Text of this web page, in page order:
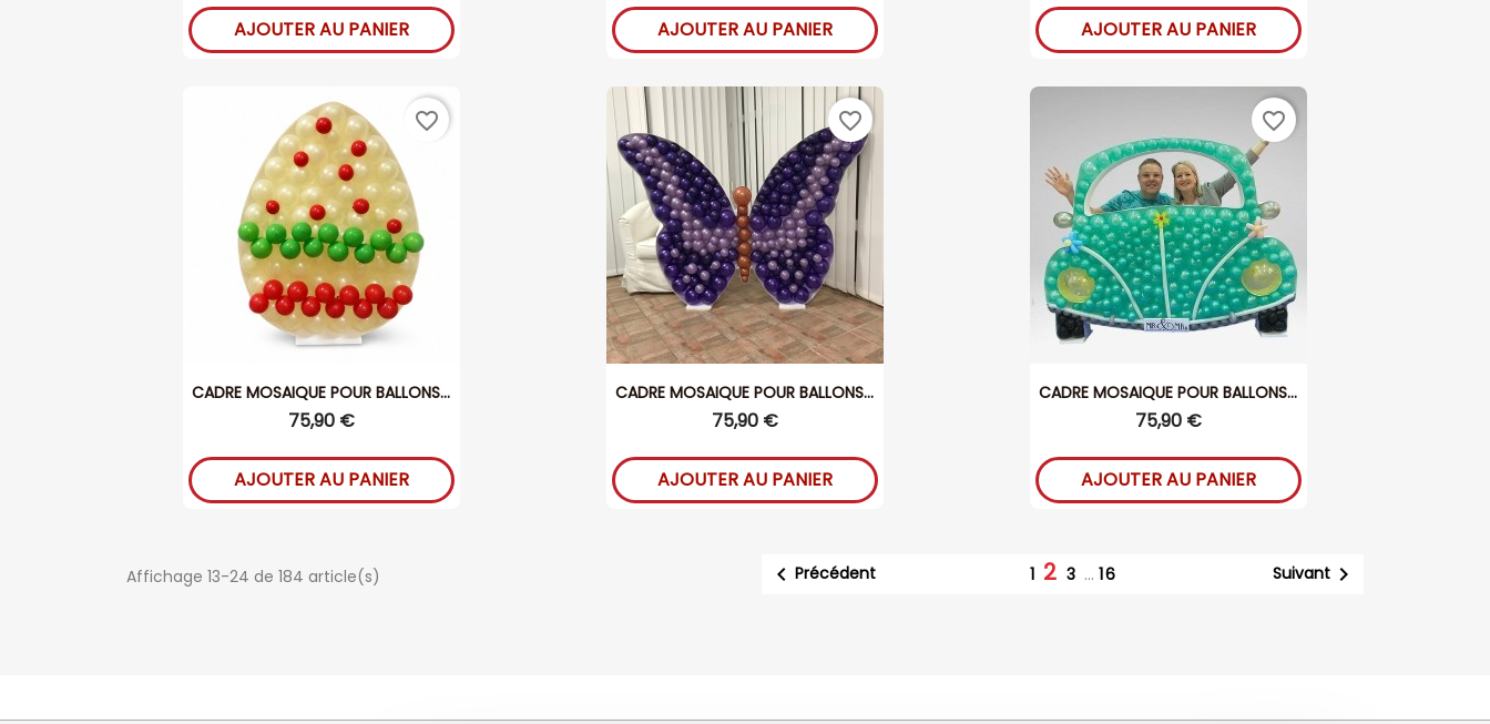
AJOUTER AU PANIER AJOUTER AU PANIER AJOUTER AU PANIER
CADRE MOSAIQUE POUR BALLONS...
75,90 €
AJOUTER AU PANIER
favorite_border
CADRE MOSAIQUE POUR BALLONS...
75,90 €
AJOUTER AU PANIER
favorite_border
CADRE MOSAIQUE POUR BALLONS...
75,90 €
AJOUTER AU PANIER
favorite_border
Affichage 13-24 de 184 article(s)  Précédent 1 23 … 16 Suivant